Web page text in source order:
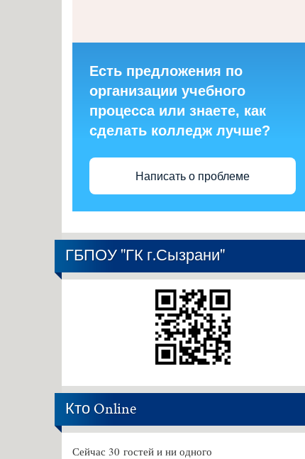
Есть предложения по
организации учебного
процесса или знаете, как
сделать колледж лучше?
Написать о проблеме
ГБПОУ "ГК г.Сызрани"
Кто Online
Сейчас 30 гостей и ни одного